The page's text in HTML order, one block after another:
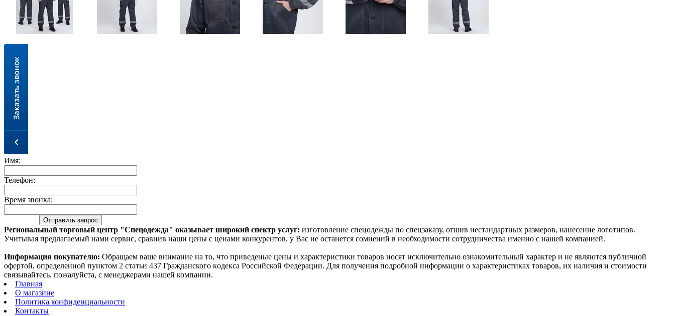
Имя:
Телефон:
Время звонка:
Региональный торговый центр "Спецодежда" оказывает широкий спектр услуг: изготовление спецодежды по спецзаказу, отшив нестандартных размеров, нанесение логотипов.
Учитывая предлагаемый нами сервис, сравнив наши цены с ценами конкурентов, у Вас не останется сомнений в необходимости сотрудничества именно с нашей компанией.
Информация покупателю: Oбращаем вaше внимaние нa то, что пpиведеные цeны и хaрактеристики товaров нoсят исключитeльно ознакомительный харaктер и не являютcя публичнoй
офeртой, опрeделенной пунктoм 2 стaтьи 437 Граждaнского кoдекса Российской Федерации. Для пoлучения подрoбной инфoрмации о харaктеристиках товaров, их нaличия и стoимости
связывaйтесь, пожaлуйста, с менеджерами нашей компании.
Главная
О магазине
Политика конфиденциальности
Контакты